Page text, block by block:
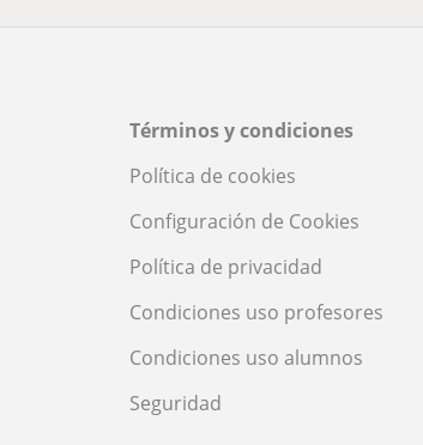
Términos y condiciones
Política de cookies
Configuración de Cookies
Política de privacidad
Condiciones uso profesores
Condiciones uso alumnos
Seguridad